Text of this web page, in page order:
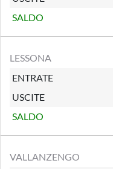
SALDO
LESSONA
ENTRATE
USCITE
SALDO
VALLANZENGO